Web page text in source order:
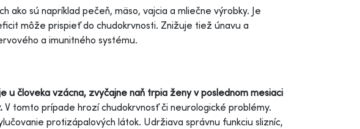
ako sú napríklad pečeň, mäso, vajcia a mliečne výrobky. Je
môže prispieť do chudokrvnosti. Znižuje tiež únavu a
a imunitného systému.
u človeka vzácna, zvyčajne naň trpia ženy v poslednom mesiaci
V tomto prípade hrozí chudokrvnosť či neurologické problémy.
protizápalových látok. Udržiava správnu funkciu slizníc,